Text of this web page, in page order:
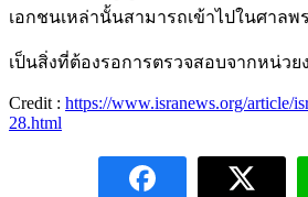
เอกชนเหล่านั้นสามารถเข้าไปในศาลพ
เป็นสิ่งที่ต้องรอการตรวจสอบจากหน่วย
Credit : https://www.isranews.org/article/
28.html